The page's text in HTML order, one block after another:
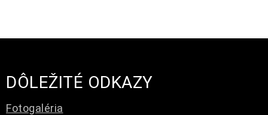
DÔLEŽITÉ ODKAZY
Fotogaléria